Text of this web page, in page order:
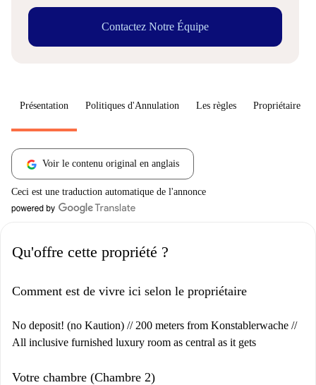
Contactez Notre Équipe
Présentation Politiques d'Annulation Les règles Propriétaire
Voir le contenu original en anglais
Ceci est une traduction automatique de l'annonce
Qu'offre cette propriété ?
Comment est de vivre ici selon le propriétaire
No deposit! (no Kaution) // 200 meters from Konstablerwache //
All inclusive furnished luxury room as central as it gets
Votre chambre (Chambre 2)